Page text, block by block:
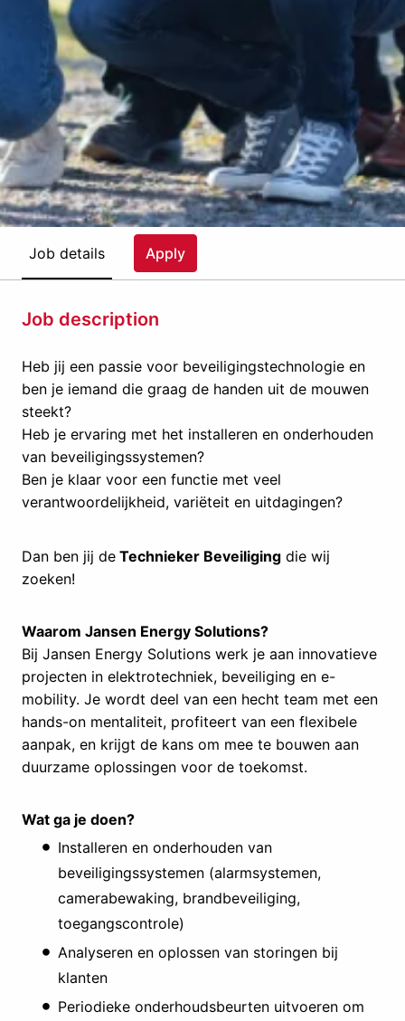
Job details Apply
Job description
Heb jij een passie voor beveiligingstechnologie en
ben je iemand die graag de handen uit de mouwen
steekt?
Heb je ervaring met het installeren en onderhouden
van beveiligingssystemen?
Ben je klaar voor een functie met veel
verantwoordelijkheid, variëteit en uitdagingen?
Dan ben jij de Technieker Beveiliging die wij
zoeken!
Waarom Jansen Energy Solutions?
Bij Jansen Energy Solutions werk je aan innovatieve
projecten in elektrotechniek, beveiliging en e-
mobility. Je wordt deel van een hecht team met een
hands-on mentaliteit, profiteert van een flexibele
aanpak, en krijgt de kans om mee te bouwen aan
duurzame oplossingen voor de toekomst.
Wat ga je doen?
Installeren en onderhouden van
beveiligingssystemen (alarmsystemen,
camerabewaking, brandbeveiliging,
toegangscontrole)
Analyseren en oplossen van storingen bij
klanten
Periodieke onderhoudsbeurten uitvoeren om